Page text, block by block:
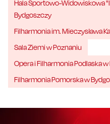
Hala Sportowo-Widowiskowa
Bydgoszczy
Filharmonia im. Mieczysława
Sala Ziemi w Poznaniu
Opera i Filharmonia Podlaska
Filharmonia Pomorska w